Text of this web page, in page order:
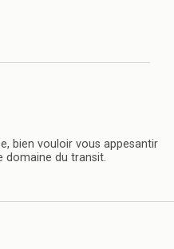
bien vouloir vous appesantir
domaine du transit.